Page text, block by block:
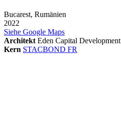
Bucarest, Rumänien
2022
Siehe Google Maps
Architekt Eden Capital Development
Kern STACBOND FR